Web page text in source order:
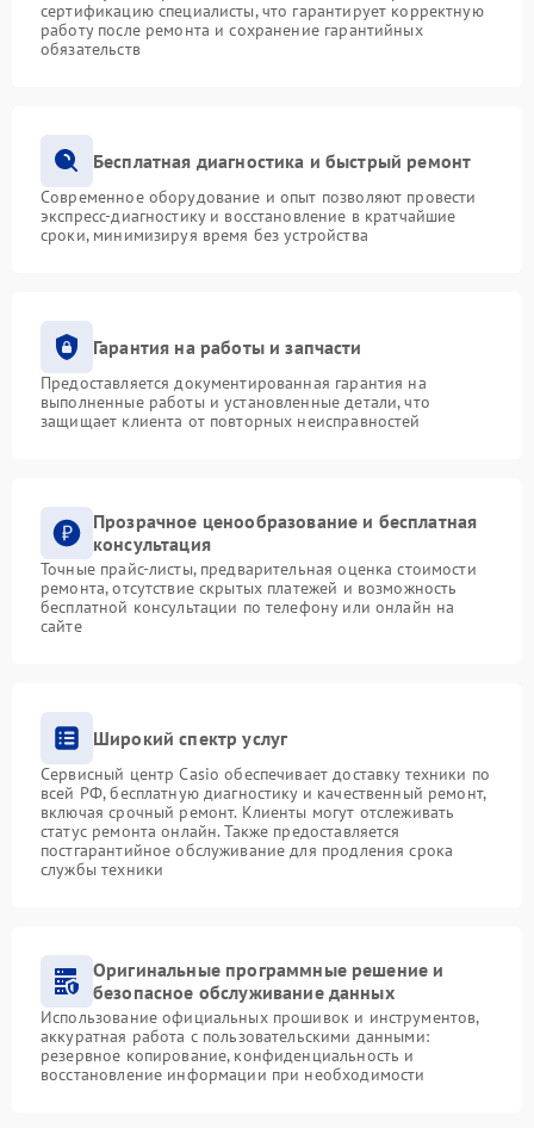
сертификацию специалисты, что гарантирует корректную
работу после ремонта и сохранение гарантийных
обязательств
Бесплатная диагностика и быстрый ремонт
Современное оборудование и опыт позволяют провести
экспресс-диагностику и восстановление в кратчайшие
сроки, минимизируя время без устройства
Гарантия на работы и запчасти
Предоставляется документированная гарантия на
выполненные работы и установленные детали, что
защищает клиента от повторных неисправностей
Прозрачное ценообразование и бесплатная
консультация
Точные прайс-листы, предварительная оценка стоимости
ремонта, отсутствие скрытых платежей и возможность
бесплатной консультации по телефону или онлайн на
сайте
Широкий спектр услуг
Сервисный центр Casio обеспечивает доставку техники по
всей РФ, бесплатную диагностику и качественный ремонт,
включая срочный ремонт. Клиенты могут отслеживать
статус ремонта онлайн. Также предоставляется
постгарантийное обслуживание для продления срока
службы техники
Оригинальные программные решение и
безопасное обслуживание данных
Использование официальных прошивок и инструментов,
аккуратная работа с пользовательскими данными:
резервное копирование, конфиденциальность и
восстановление информации при необходимости